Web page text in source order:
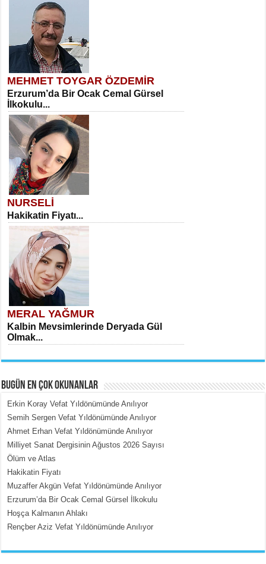
MEHMET TOYGAR ÖZDEMİR
Erzurum’da Bir Ocak Cemal Gürsel
İlkokulu...
NURSELİ
Hakikatin Fiyatı...
MERAL YAĞMUR
Kalbin Mevsimlerinde Deryada Gül
Olmak...
MEHMET ÇOBAN
İçerdeki Put Dışardaki Maskeler...
BUGÜN EN ÇOK OKUNANLAR
Erkin Koray Vefat Yıldönümünde Anılıyor
Semih Sergen Vefat Yıldönümünde Anılıyor
Ahmet Erhan Vefat Yıldönümünde Anılıyor
Milliyet Sanat Dergisinin Ağustos 2026 Sayısı
Ölüm ve Atlas
Hakikatin Fiyatı
Muzaffer Akgün Vefat Yıldönümünde Anılıyor
Erzurum’da Bir Ocak Cemal Gürsel İlkokulu
Hoşça Kalmanın Ahlakı
Rençber Aziz Vefat Yıldönümünde Anılıyor